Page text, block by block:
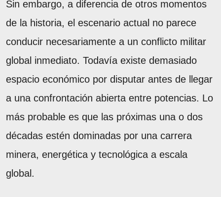
Sin embargo, a diferencia de otros momentos
de la historia, el escenario actual no parece
conducir necesariamente a un conflicto militar
global inmediato. Todavía existe demasiado
espacio económico por disputar antes de llegar
a una confrontación abierta entre potencias. Lo
más probable es que las próximas una o dos
décadas estén dominadas por una carrera
minera, energética y tecnológica a escala
global.